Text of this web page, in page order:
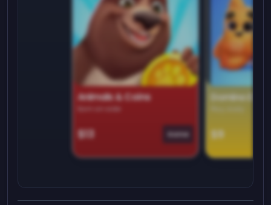
Animals & Coins
$13 Game
Domino
$9